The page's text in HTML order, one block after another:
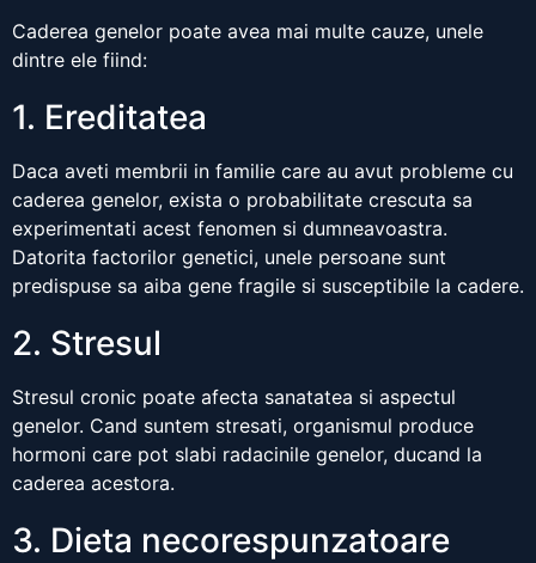
Caderea genelor poate avea mai multe cauze, unele
dintre ele fiind:
1. Ereditatea
Daca aveti membrii in familie care au avut probleme cu
caderea genelor, exista o probabilitate crescuta sa
experimentati acest fenomen si dumneavoastra.
Datorita factorilor genetici, unele persoane sunt
predispuse sa aiba gene fragile si susceptibile la cadere.
2. Stresul
Stresul cronic poate afecta sanatatea si aspectul
genelor. Cand suntem stresati, organismul produce
hormoni care pot slabi radacinile genelor, ducand la
caderea acestora.
3. Dieta necorespunzatoare